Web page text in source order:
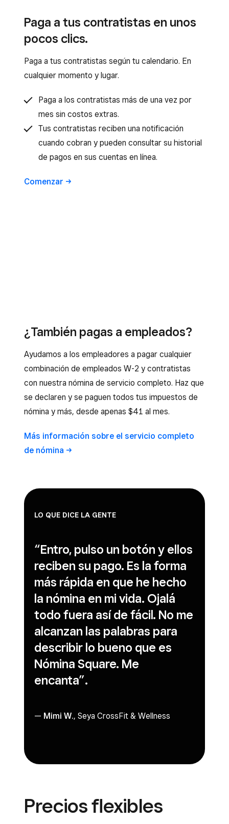
Paga a tus contratistas en unos
pocos clics.
Paga a tus contratistas según tu calendario. En
cualquier momento y lugar.
Paga a los contratistas más de una vez por
mes sin costos extras.
Tus contratistas reciben una notificación
cuando cobran y pueden consultar su historial
de pagos en sus cuentas en línea.
Comenzar
¿También pagas a empleados?
Ayudamos a los empleadores a pagar cualquier
combinación de empleados W-2 y contratistas
con nuestra nómina de servicio completo. Haz que
se declaren y se paguen todos tus impuestos de
nómina y más, desde apenas $41 al mes.
Más información sobre el servicio completo
de nómina
LO QUE DICE LA GENTE
“Entro, pulso un botón y ellos
reciben su pago. Es la forma
más rápida en que he hecho
la nómina en mi vida. Ojalá
todo fuera así de fácil. No me
alcanzan las palabras para
describir lo bueno que es
Nómina Square. Me
encanta”.
— Mimi W., Seya CrossFit & Wellness
Precios flexibles